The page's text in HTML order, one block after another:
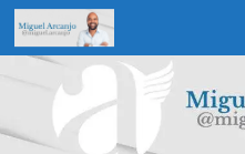
Skip to content